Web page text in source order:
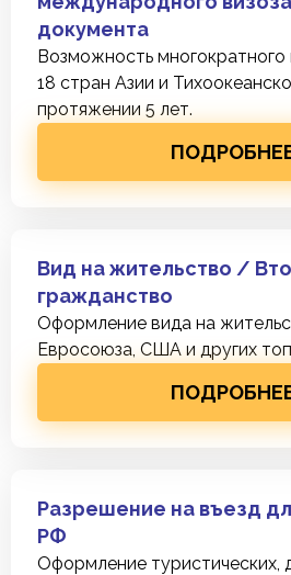
документа
Возможность многократного
18 стран Азии и
протяжении 5 лет.
Вид на жительство /
гражданство
Оформление вида на
Евросоюза, США и других
Разрешение на въезд
РФ
Оформление туристических,